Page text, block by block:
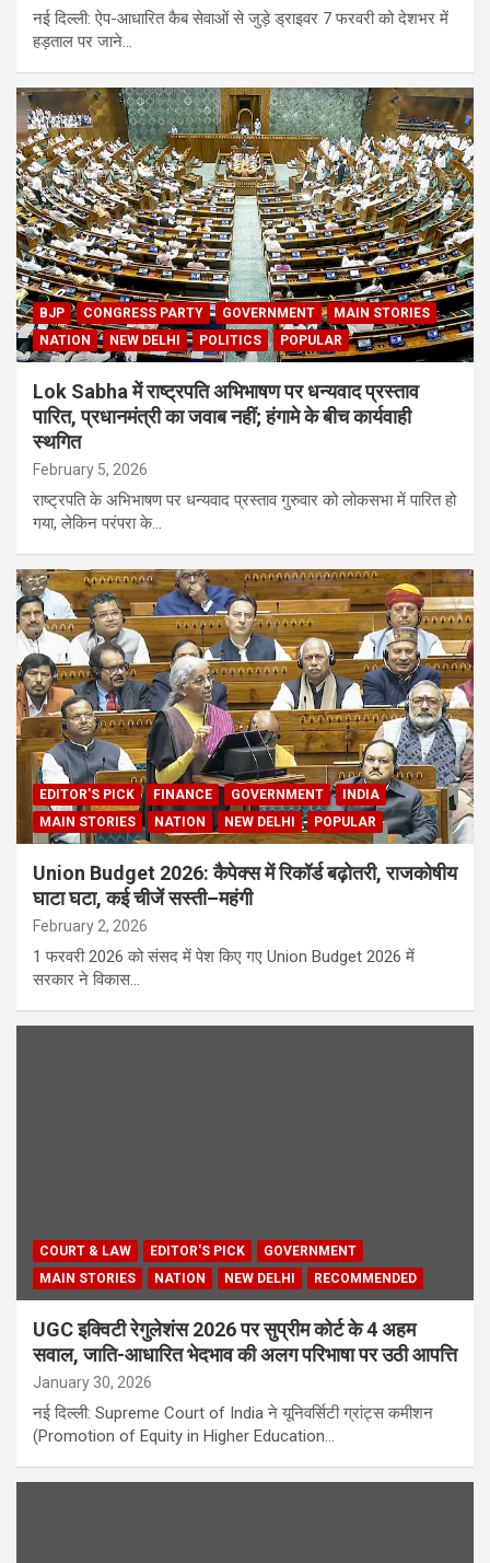
नई दिल्ली: ऐप-आधारित कैब सेवाओं से जुड़े ड्राइवर 7 फरवरी को देशभर में
हड़ताल पर जाने…
BJP CONGRESS PARTY GOVERNMENT
MAIN STORIES
NATION
NEW DELHI POLITICS POPULAR
Lok Sabha में राष्ट्रपति अभिभाषण पर धन्यवाद प्रस्ताव
पारित, प्रधानमंत्री का जवाब नहीं; हंगामे के बीच कार्यवाही
स्थगित
February 5, 2026
राष्ट्रपति के अभिभाषण पर धन्यवाद प्रस्ताव गुरुवार को लोकसभा में पारित हो
गया, लेकिन परंपरा के…
EDITOR'S PICK FINANCE GOVERNMENT
INDIA
MAIN STORIES
NATION NEW DELHI POPULAR
Union Budget 2026: कैपेक्स में रिकॉर्ड बढ़ोतरी, राजकोषीय
घाटा घटा, कई चीजें सस्ती–महंगी
February 2, 2026
1 फरवरी 2026 को संसद में पेश किए गए Union Budget 2026 में
सरकार ने विकास…
COURT & LAW EDITOR'S PICK
GOVERNMENT
MAIN STORIES
NATION NEW DELHI RECOMMENDED
UGC इक्विटी रेगुलेशंस 2026 पर सुप्रीम कोर्ट के 4 अहम
सवाल, जाति-आधारित भेदभाव की अलग परिभाषा पर उठी आपत्ति
January 30, 2026
नई दिल्ली: Supreme Court of India ने यूनिवर्सिटी ग्रांट्स कमीशन
(Promotion of Equity in Higher Education…